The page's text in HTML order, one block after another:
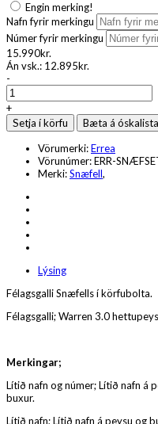
Engin merking!
Nafn fyrir merkingu
Númer fyrir merkingu
15.990kr.
Án vsk.: 12.895kr.
-
+
Setja í körfu
Bæta á
Vörumerki:Errea
Vörunúmer:ERR-
Merki:Snæfell,
Lýsing
Félagsgalli Snæfells í körfubolta.
Félagsgalli; Warren 3.0
Merkingar;
Lítið nafn og númer; Lítið nafn á
buxur.
Lítið nafn; Lítið nafn á peysu og